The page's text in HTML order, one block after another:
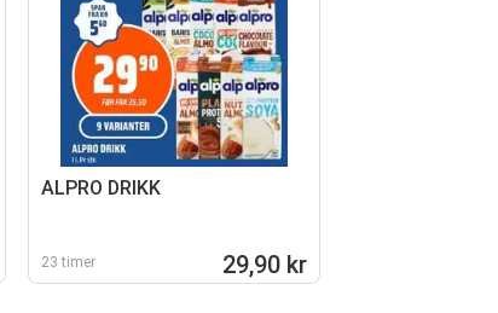
ALPRO DRIKK
23 timer 29,90 kr